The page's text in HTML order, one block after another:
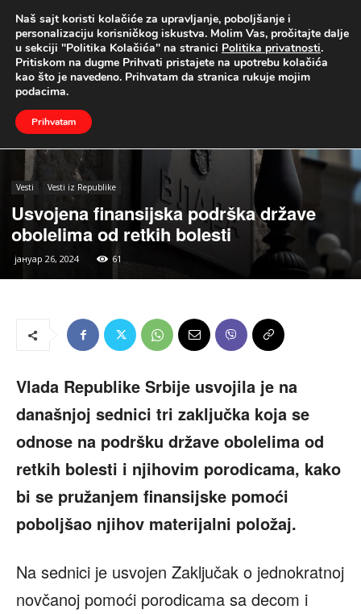
UŽIVO
Naslovna Vesti Vesti iz Republike
Vesti Vesti iz Republike
Usvojena finansijska podrška države
obolelima od retkih bolesti
јануар 26, 2024 61
Vlada Republike Srbije usvojila je na
današnjoj sednici tri zaključka koja se
odnose na podršku države obolelima od
retkih bolesti i njihovim porodicama, kako
bi se pružanjem finansijske pomoći
poboljšao njihov materijalni položaj.
Na sednici je usvojen Zaključak o jednokratnoj
novčanoj pomoći porodicama sa decom i
Naš sajt koristi kolačiće za upravljanje, poboljšanje i
personalizaciju korisničkog iskustva. Molim Vas, pročitajte dalje
u sekciji "Politika Kolačića" na stranici Politika privatnosti.
Pritiskom na dugme Prihvati pristajete na upotrebu kolačića
kao što je navedeno. Prihvatam da stranica rukuje mojim
podacima.
Prihvatam